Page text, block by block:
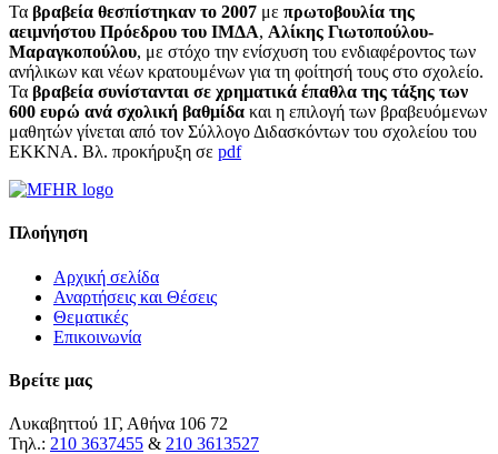
Τα βραβεία θεσπίστηκαν το 2007 με πρωτοβουλία της
αειμνήστου Πρόεδρου του ΙΜΔΑ, Αλίκης Γιωτοπούλου-
Μαραγκοπούλου, με στόχο την ενίσχυση του ενδιαφέροντος των
ανήλικων και νέων κρατουμένων για τη φοίτησή τους στο σχολείο.
Τα βραβεία συνίστανται σε χρηματικά έπαθλα της τάξης των
600 ευρώ ανά σχολική βαθμίδα και η επιλογή των βραβευόμενων
μαθητών γίνεται από τον Σύλλογο Διδασκόντων του σχολείου του
ΕΚΚΝΑ. Βλ. προκήρυξη σε pdf
Πλοήγηση
Αρχική σελίδα
Αναρτήσεις και Θέσεις
Θεματικές
Επικοινωνία
Βρείτε μας
Λυκαβηττού 1Γ, Αθήνα 106 72
Τηλ.: 210 3637455 & 210 3613527